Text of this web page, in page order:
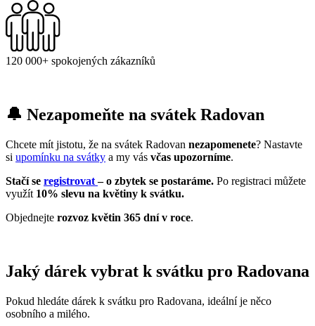
120 000+ spokojených zákazníků
🔔 Nezapomeňte na svátek Radovan
Chcete mít jistotu, že na svátek Radovan nezapomenete? Nastavte
si upomínku na svátky a my vás včas upozorníme.
Stačí se registrovat– o zbytek se postaráme. Po registraci můžete
využít 10% slevu na květiny k svátku.
Objednejte rozvoz květin 365 dní v roce.
Jaký dárek vybrat k svátku pro Radovana
Pokud hledáte dárek k svátku pro Radovana, ideální je něco
osobního a milého.